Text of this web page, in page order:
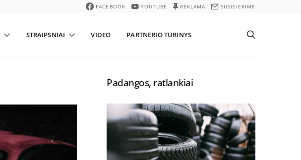
FACEBOOK YOUTUBE REKLAMA SUSISIEKIME
STRAIPSNIAI VIDEO PARTNERIO TURINYS
Padangos, ratlankiai